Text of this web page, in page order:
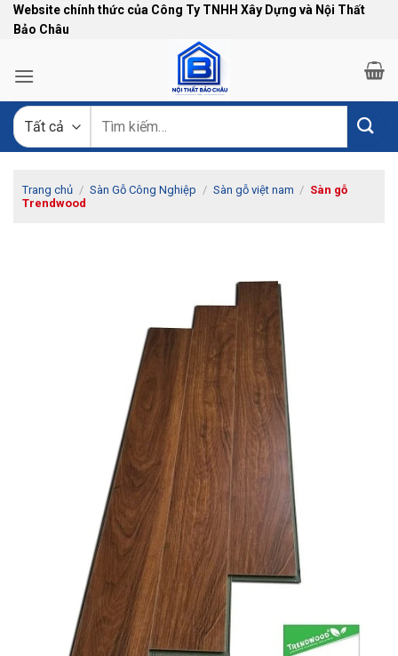
Bỏ
qua
dung
Website chính thức của Công Ty TNHH Xây Dựng và Nội Thất
Bảo Châu
kiếm:
Trang chủ / Sàn Gỗ Công Nghiệp / Sàn gỗ việt nam / Sàn gỗ
Trendwood